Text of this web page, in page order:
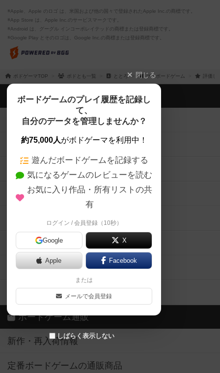
※Apple、Apple のロゴ は、米国および他の国々で登録されたApple Inc.の商標です。
※App Store は、Apple Inc.のサービスマークです。
※Android は、グーグル インコーポレイテッドの商標または登録商標です。
※Google Play とそのロゴは、Google Inc.の商標または登録商標です。
ボドゲーマTOP ボドとも一覧 ととろ マイボードゲーム 評価し
閉じる
ボードゲームのプレイ履歴を記録し
て、
自分のデータを管理しませんか？
約75,000人がボドゲーマを利用中！
遊んだボードゲームを記録する
気になるゲームのレビューを読む
お気に入り作品・所有リストの共
有
ログイン / 会員登録（10秒）
Google X
Apple Facebook
または
メールで会員登録
しばらく表示しない
ボドゲーマTOP
ボードゲームを検索する
ボードゲームの新着レビュー
ボードゲーム会情報
メカニクス特集
掲示板・トピックス
ボドとも・会員一覧
ボードゲーム業界コラム
ボドゲーマご利用案内
ボードゲーム通販
新作・再入荷情報
定番ボードゲームの通販商品